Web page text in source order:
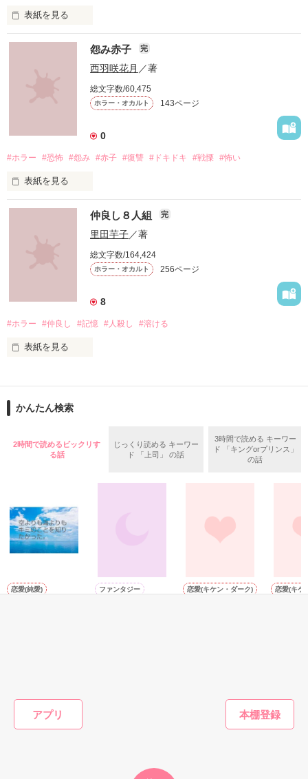
アプリ
表紙を見る
瀬戸内に浮かぶ小さな島
ここに降り立った人々を出迎えたのは
この世の者ならざる死体の群れだった…。
☆企画参加者設定キャラクターによる
サバイバルホラー。
作品を読む
怨み赤子 完
西羽咲花月 ／著
総文字数/60,475
ホラー・オカルト 143ページ
0
#ホラー #恐怖 #怨み #赤子 #復讐 #ドキドキ #戦慄 #怖い
表紙を見る
『怨み赤子』
あたしには憎んでいる人がいる。
最初は些細な出来ごとだった
少しだけ相手の態度が気になる程度だった
いつからだろう？
相手のすべての行動が気に障り
相手がなにかするたびに許せない気持ちになっていた
小さな怨みは心の中で膨らんで行き
嵐の中協会で生まれたあたしの子供
仲良し８人組 完
里田芋子／著
総文字数/164,424
ホラー・オカルト 256ページ
8
#ホラー #仲良し #記憶 #人殺し #溶ける
表紙を見る
そんな不思議な事を言う人がいる。
ネットで話題の怖い話。
ふと気付いた時、
かんたん検索
2時間で読めるビックリす
る話
じっくり読める キーワー
ド 「上司」 の話
3時間で読める キーワー
ド 「キングorプリンス」
の話
恋愛(純愛) ファンタジー 恋愛(キケン・ダーク) 恋愛(キケ
かんたん検索の条件を変える